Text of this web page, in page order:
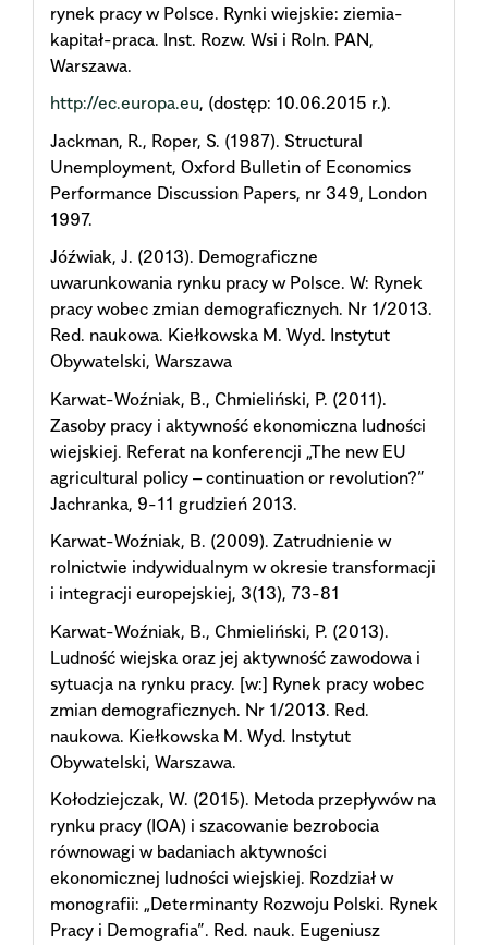
rynek pracy w Polsce. Rynki wiejskie: ziemia-
kapitał-praca. Inst. Rozw. Wsi i Roln. PAN,
Warszawa.
http://ec.europa.eu, (dostęp: 10.06.2015 r.).
Jackman, R., Roper, S. (1987). Structural
Unemployment, Oxford Bulletin of Economics
Performance Discussion Papers, nr 349, London
1997.
Jóźwiak, J. (2013). Demograficzne
uwarunkowania rynku pracy w Polsce. W: Rynek
pracy wobec zmian demograficznych. Nr 1/2013.
Red. naukowa. Kiełkowska M. Wyd. Instytut
Obywatelski, Warszawa
Karwat-Woźniak, B., Chmieliński, P. (2011).
Zasoby pracy i aktywność ekonomiczna ludności
wiejskiej. Referat na konferencji „The new EU
agricultural policy – continuation or revolution?”
Jachranka, 9-11 grudzień 2013.
Karwat-Woźniak, B. (2009). Zatrudnienie w
rolnictwie indywidualnym w okresie transformacji
i integracji europejskiej, 3(13), 73-81
Karwat-Woźniak, B., Chmieliński, P. (2013).
Ludność wiejska oraz jej aktywność zawodowa i
sytuacja na rynku pracy. [w:] Rynek pracy wobec
zmian demograficznych. Nr 1/2013. Red.
naukowa. Kiełkowska M. Wyd. Instytut
Obywatelski, Warszawa.
Kołodziejczak, W. (2015). Metoda przepływów na
rynku pracy (IOA) i szacowanie bezrobocia
równowagi w badaniach aktywności
ekonomicznej ludności wiejskiej. Rozdział w
monografii: „Determinanty Rozwoju Polski. Rynek
Pracy i Demografia”. Red. nauk. Eugeniusz